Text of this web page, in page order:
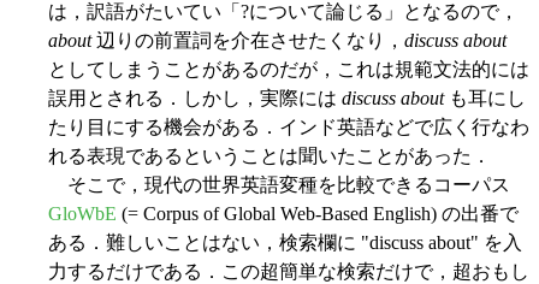
は，訳語がたいてい「?について論じる」となるので，
about辺りの前置詞を介在させたくなり， discuss about
としてしまうことがあるのだが，これは規範文法的には
誤用とされる．しかし，実際には discuss aboutも耳にし
たり目にする機会がある．インド英語などで広く行なわ
れる表現であるということは聞いたことがあった．
そこで，現代の世界英語変種を比較できるコーパス
GloWbE (= Corpus of Global Web-Based English) の出番で
ある．難しいことはない，検索欄に "discuss about" を入
力するだけである．この超簡単な検索だけで，超おもし